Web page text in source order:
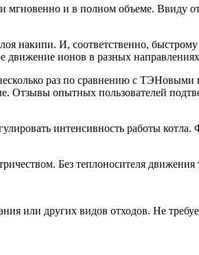
мгновенно и в полном объеме. Ввиду
накипи. И, соответственно, быстрому
ионов в разных
раз по сравнению с
Отзывы опытных пользователей
интенсивность работы
Без теплоносителя движения
или других видов отходов. Не